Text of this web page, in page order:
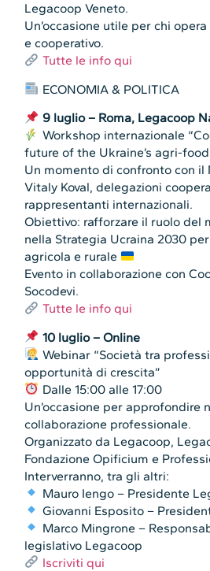
Legacoop Veneto.
Un’occasione utile per chi
e cooperativo.
Tutte le info qui
ECONOMIA & POLITICA
9 luglio – Roma, Legacoop
Workshop internazionale
future of the Ukraine’s agri-
Un momento di confronto con il
Vitaly Koval, delegazioni
rappresentanti internazionali.
Obiettivo: rafforzare il ruolo del
nella Strategia Ucraina 2030
agricola e rurale
Evento in collaborazione con
Socodevi.
Tutte le info qui
10 luglio – Online
Webinar “Società tra
opportunità di crescita”
Dalle 15:00 alle 17:00
Un’occasione per approfondire
collaborazione professionale.
Organizzato da Legacoop,
Fondazione Opificium e
Interverranno, tra gli altri:
Mauro Iengo – Presidente
Giovanni Esposito –
Marco Mingrone –
legislativo Legacoop
Iscriviti qui